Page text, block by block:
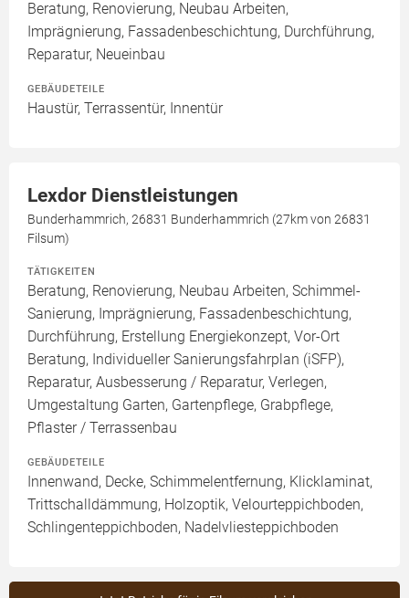
Beratung, Renovierung, Neubau Arbeiten,
Imprägnierung, Fassadenbeschichtung, Durchführung,
Reparatur, Neueinbau
GEBÄUDETEILE
Haustür, Terrassentür, Innentür
Lexdor Dienstleistungen
Bunderhammrich, 26831 Bunderhammrich (27km von 26831
Filsum)
TÄTIGKEITEN
Beratung, Renovierung, Neubau Arbeiten, Schimmel-
Sanierung, Imprägnierung, Fassadenbeschichtung,
Durchführung, Erstellung Energiekonzept, Vor-Ort
Beratung, Individueller Sanierungsfahrplan (iSFP),
Reparatur, Ausbesserung / Reparatur, Verlegen,
Umgestaltung Garten, Gartenpflege, Grabpflege,
Pflaster / Terrassenbau
GEBÄUDETEILE
Innenwand, Decke, Schimmelentfernung, Klicklaminat,
Trittschalldämmung, Holzoptik, Velourteppichboden,
Schlingenteppichboden, Nadelvliesteppichboden